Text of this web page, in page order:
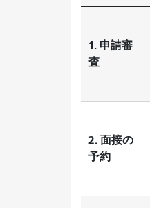
1. 申請審
査
2. 面接の
予約